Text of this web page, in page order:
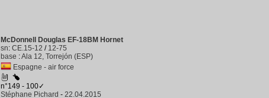
McDonnell Douglas EF-18BM Hornet
sn: CE.15-12 / 12-75
base :Ala 12, Torrejón (ESP)
Espagne - air force
n°149 - 100✓
Stéphane Pichard - 22.04.2015